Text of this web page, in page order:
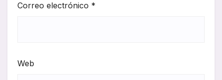
Correo electrónico *
Web